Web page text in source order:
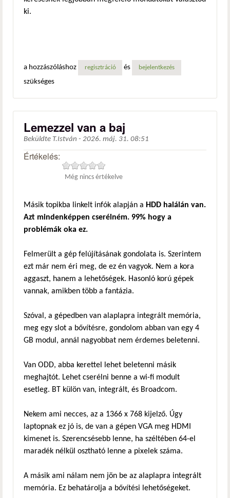
ki.
a hozzászóláshoz regisztráció és bejelentkezés
szükséges
Lemezzel van a baj
Beküldte T.István - 2026. máj. 31. 08:51
Értékelés:
Még nincs értékelve
Másik topikba linkelt infók alapján a HDD halálán van.
Azt mindenképpen cserélném. 99% hogy a
problémák oka ez.
Felmerült a gép felújításának gondolata is. Szerintem
ezt már nem éri meg, de ez én vagyok. Nem a kora
aggaszt, hanem a lehetőségek. Hasonló korú gépek
vannak, amikben több a fantázia.
Szóval, a gépedben van alaplapra integrált memória,
meg egy slot a bővítésre, gondolom abban van egy 4
GB modul, annál nagyobbat nem érdemes beletenni.
Van ODD, abba kerettel lehet beletenni másik
meghajtót. Lehet cserélni benne a wi-fi modult
esetleg. BT külön van, integrált, és Broadcom.
Nekem ami necces, az a 1366 x 768 kijelző. Úgy
laptopnak ez jó is, de van a gépen VGA meg HDMI
kimenet is. Szerencsésebb lenne, ha széltében 64-el
maradék nélkül osztható lenne a pixelek száma.
A másik ami nálam nem jön be az alaplapra integrált
memória. Ez behatárolja a bővítési lehetőségeket.